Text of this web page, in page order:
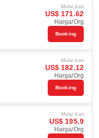
Mulai dari
US$ 171.62
Harga/Org
Booking
Mulai dari
US$ 182.12
Harga/Org
Booking
Mulai dari
US$ 195.9
Harga/Org